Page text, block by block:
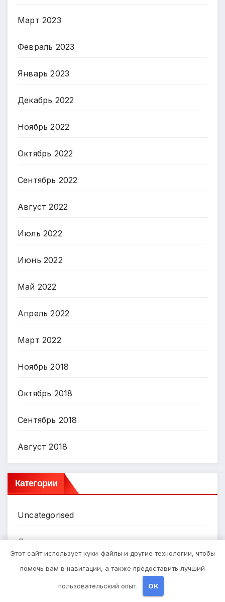
Март 2023
Февраль 2023
Январь 2023
Декабрь 2022
Ноябрь 2022
Октябрь 2022
Сентябрь 2022
Август 2022
Июль 2022
Июнь 2022
Май 2022
Апрель 2022
Март 2022
Ноябрь 2018
Октябрь 2018
Сентябрь 2018
Август 2018
Категории
Uncategorised
Диеты
Здоровье
Этот сайт использует куки-файлы и другие технологии, чтобы
помочь вам в навигации, а также предоставить лучший
пользовательский опыт. OK